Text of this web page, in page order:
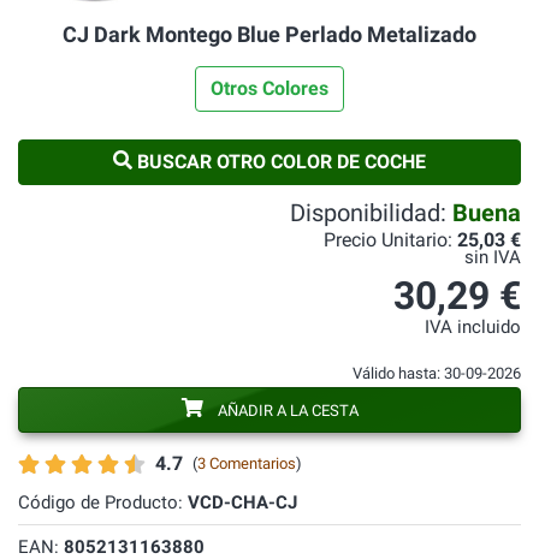
CJ Dark Montego Blue Perlado Metalizado
Otros Colores
BUSCAR OTRO COLOR DE COCHE
4.7 (3 Comentarios)
Código de Producto: VCD-CHA-CJ
EAN: 8052131163880
Disponibilidad: Buena
Precio Unitario: 25,03 €
sin IVA
30,29 €
IVA incluido
Válido hasta: 30-09-2026
AÑADIR A LA CESTA